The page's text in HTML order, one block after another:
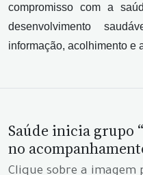
compromisso com a
desenvolvimento
informação, acolhimento e
Saúde inicia grupo
no
Clique sobre a imagem